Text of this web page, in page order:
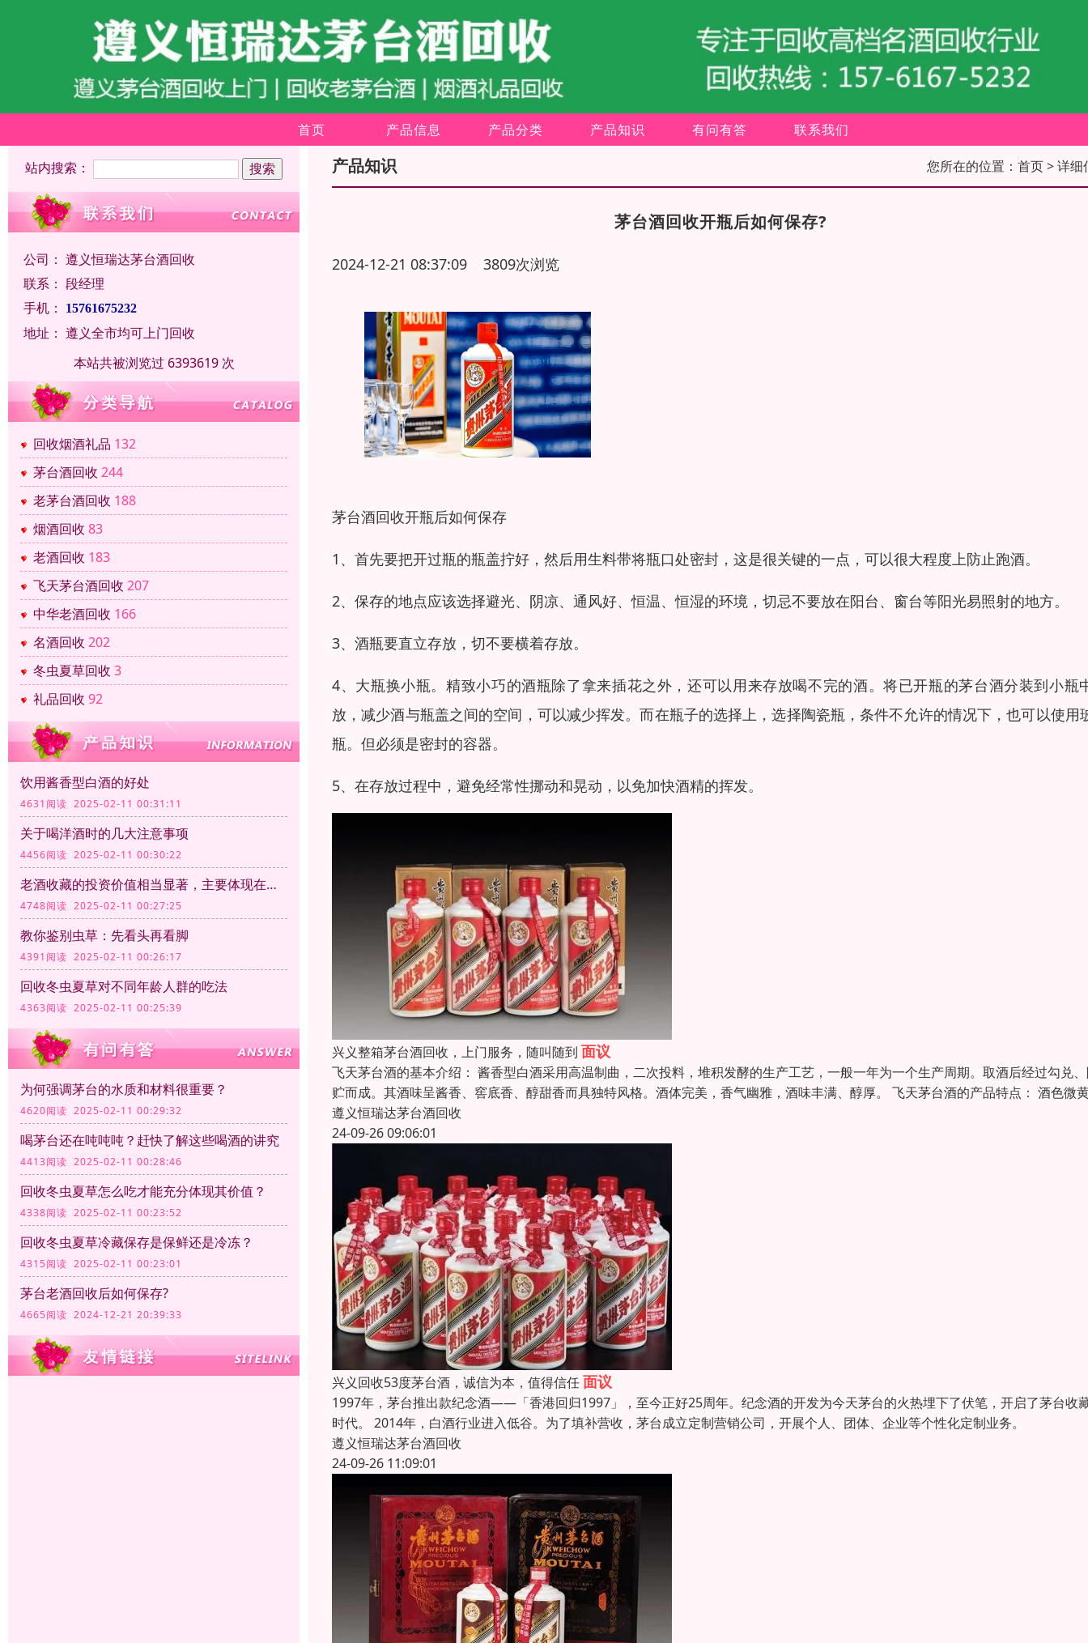
首页 产品信息 产品分类 产品知识 有问有答 联系我们
站内搜索：
公司： 遵义恒瑞达茅台酒回收
联系： 段经理
手机：
15761675232
地址： 遵义全市均可上门回收
本站共被浏览过 6393619 次
回收烟酒礼品 132
茅台酒回收 244
老茅台酒回收 188
烟酒回收 83
老酒回收 183
飞天茅台酒回收 207
中华老酒回收 166
名酒回收 202
冬虫夏草回收 3
礼品回收 92
饮用酱香型白酒的好处
4631阅读 2025-02-11 00:31:11
关于喝洋酒时的几大注意事项
4456阅读 2025-02-11 00:30:22
老酒收藏的投资价值相当显著，主要体现在以下几个方面
4748阅读 2025-02-11 00:27:25
教你鉴别虫草：先看头再看脚
4391阅读 2025-02-11 00:26:17
回收冬虫夏草对不同年龄人群的吃法
4363阅读 2025-02-11 00:25:39
为何强调茅台的水质和材料很重要？
4620阅读 2025-02-11 00:29:32
喝茅台还在吨吨吨？赶快了解这些喝酒的讲究
4413阅读 2025-02-11 00:28:46
回收冬虫夏草怎么吃才能充分体现其价值？
4338阅读 2025-02-11 00:23:52
回收冬虫夏草冷藏保存是保鲜还是冷冻？
4315阅读 2025-02-11 00:23:01
茅台老酒回收后如何保存?
4665阅读 2024-12-21 20:39:33
产品知识 您所在的位置： 首页> 详细
茅台酒回收开瓶后如何保存?
2024-12-21 08:37:09 3809次浏览
茅台酒回收开瓶后如何保存
1、首先要把开过瓶的瓶盖拧好，然后用生料带将瓶口处密封，这是很关键的一点，可以很大程度上防止跑酒。
2、保存的地点应该选择避光、阴凉、通风好、恒温、恒湿的环境，切忌不要放在阳台、窗台等阳光易照射的地方。
3、酒瓶要直立存放，切不要横着存放。
4、大瓶换小瓶。精致小巧的酒瓶除了拿来插花之外，还可以用来存放喝不完的酒。将已开瓶的茅台酒分装到小瓶
放，减少酒与瓶盖之间的空间，可以减少挥发。而在瓶子的选择上，选择陶瓷瓶，条件不允许的情况下，也可以使用
瓶。但必须是密封的容器。
5、在存放过程中，避免经常性挪动和晃动，以免加快酒精的挥发。
兴义整箱茅台酒回收，上门服务，随叫随到 面议
飞天茅台酒的基本介绍： 酱香型白酒采用高温制曲，二次投料，堆积发酵的生产工艺，一般一年为一个生产周期。取酒后经过勾兑
贮而成。其酒味呈酱香、窖底香、醇甜香而具独特风格。酒体完美，香气幽雅，酒味丰满、醇厚。 飞天茅台酒的产品特点： 酒色微
遵义恒瑞达茅台酒回收
24-09-26 09:06:01
兴义回收53度茅台酒，诚信为本，值得信任面议
1997年，茅台推出款纪念酒——「香港回归1997」，至今正好25周年。纪念酒的开发为今天茅台的火热埋下了伏笔，开启了茅台收
时代。 2014年，白酒行业进入低谷。为了填补营收，茅台成立定制营销公司，开展个人、团体、企业等个性化定制业务。
遵义恒瑞达茅台酒回收
24-09-26 11:09:01